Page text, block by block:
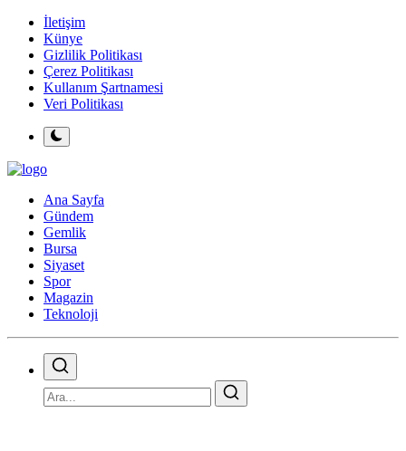
İletişim
Künye
Gizlilik Politikası
Çerez Politikası
Kullanım Şartnamesi
Veri Politikası
Ana Sayfa
Gündem
Gemlik
Bursa
Siyaset
Spor
Magazin
Teknoloji